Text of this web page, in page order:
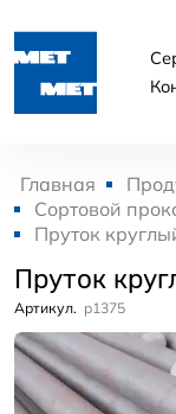
Главная
Сортовой
Пруток
Пруток
Артикул. p1375